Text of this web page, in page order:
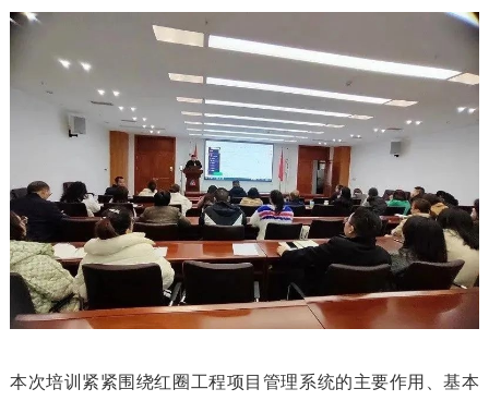
本次培训紧紧围绕红圈工程项目管理系统的主要作用、基本